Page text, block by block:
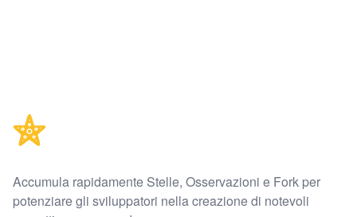
Accumula rapidamente Stelle, Osservazioni e Fork per
potenziare gli sviluppatori nella creazione di notevoli